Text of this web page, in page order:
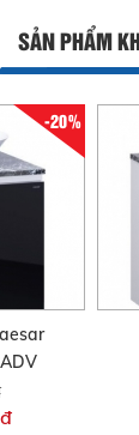
SẢN PHẨM
-20%